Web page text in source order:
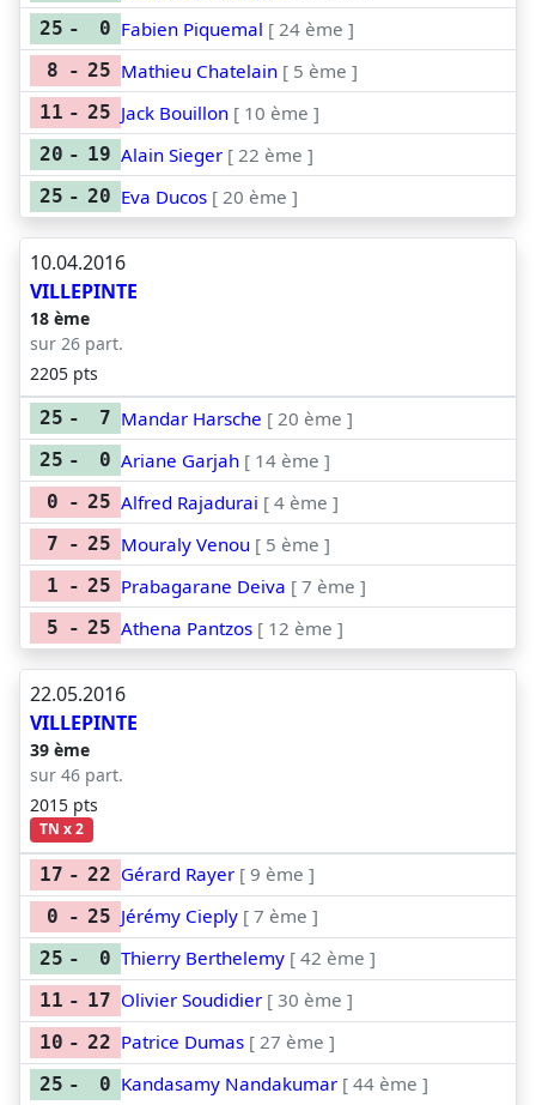
25 - 0 Fabien Piquemal [ 24 ème ]
8 - 25 Mathieu Chatelain [ 5 ème ]
11 - 25 Jack Bouillon [ 10 ème ]
20 - 19 Alain Sieger [ 22 ème ]
25 - 20 Eva Ducos [ 20 ème ]
10.04.2016
VILLEPINTE
18 ème
sur 26 part.
2205 pts
25 - 7 Mandar Harsche [ 20 ème ]
25 - 0 Ariane Garjah [ 14 ème ]
0 - 25 Alfred Rajadurai [ 4 ème ]
7 - 25 Mouraly Venou [ 5 ème ]
1 - 25 Prabagarane Deiva [ 7 ème ]
5 - 25 Athena Pantzos [ 12 ème ]
22.05.2016
VILLEPINTE
39 ème
sur 46 part.
2015 pts
TN x 2
17 - 22 Gérard Rayer [ 9 ème ]
0 - 25 Jérémy Cieply [ 7 ème ]
25 - 0 Thierry Berthelemy [ 42 ème ]
11 - 17 Olivier Soudidier [ 30 ème ]
10 - 22 Patrice Dumas [ 27 ème ]
25 - 0 Kandasamy Nandakumar [ 44 ème ]